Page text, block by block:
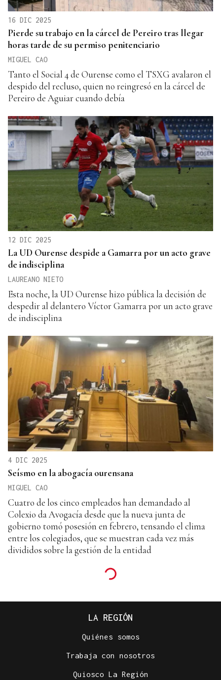
16 DIC 2025
Pierde su trabajo en la cárcel de Pereiro tras llegar
horas tarde de su permiso penitenciario
MIGUEL CAO
Tanto el Social 4 de Ourense como el TSXG avalaron el
despido del recluso, quien no reingresó en la cárcel de
Pereiro de Aguiar cuando debía
12 DIC 2025
La UD Ourense despide a Gamarra por un acto grave
de indisciplina
LAUREANO NIETO
Esta noche, la UD Ourense hizo pública la decisión de
despedir al delantero Víctor Gamarra por un acto grave
de indisciplina
4 DIC 2025
Seísmo en la abogacía ourensana
MIGUEL CAO
Cuatro de los cinco empleados han demandado al
Colexio da Avogacía desde que la nueva junta de
gobierno tomó posesión en febrero, tensando el clima
entre los colegiados, que se muestran cada vez más
divididos sobre la gestión de la entidad
LA REGIÓN
Quiénes somos
Trabaja con nosotros
Quiosco La Región